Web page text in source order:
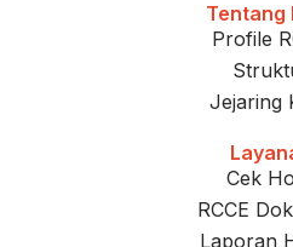
Tentang
Profile
Jejaring
Cek
RCCE
Laporan